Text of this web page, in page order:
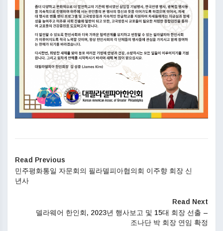
Read Previous
민주평화통일 자문회의 필라델피아협의회 이주향 회장 신
년사
Read Next
델라웨어 한인회, 2023년 행사보고 및 15대 회장 선출 –
조나단 박 회장 연임 확정